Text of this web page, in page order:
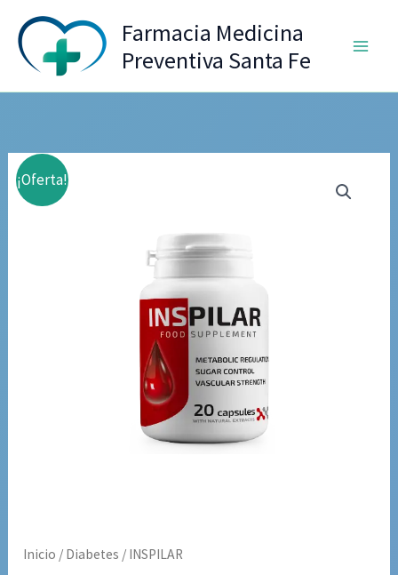
contenido
Farmacia Medicina
Preventiva Santa Fe
¡Oferta!
Inicio / Diabetes / INSPILAR